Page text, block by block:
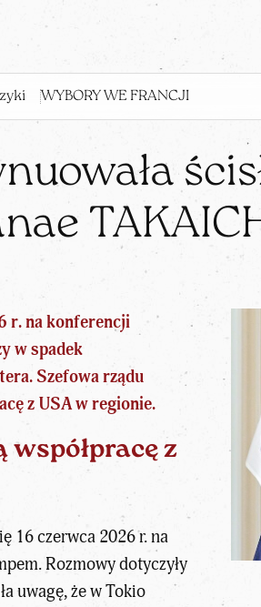
WYBORY WE FRANCJI
r. na konferencji
w spadek
Szefowa rządu
z USA w regionie.
współpracę z
16 czerwca 2026 r. na
Rozmowy dotyczyły
uwagę, że w Tokio